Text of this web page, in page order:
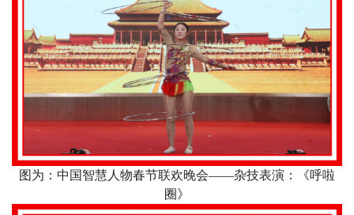
图为：中国智慧人物春节联欢晚会——杂技表演：《呼啦
圈》